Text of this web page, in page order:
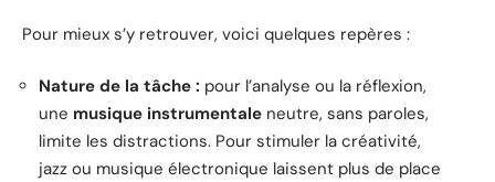
Pour mieux s’y retrouver, voici quelques repères :
Nature de la tâche : pour l’analyse ou la réflexion,
une musique instrumentale neutre, sans paroles,
limite les distractions. Pour stimuler la créativité,
jazz ou musique électronique laissent plus de place